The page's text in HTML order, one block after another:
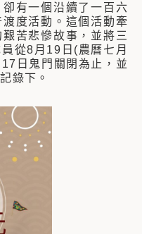
有一個沿續了一百六
度活動。這個活動牽
苦悲慘故事，並將三
從8月19日(農曆七月
日鬼門關閉為止，並
錄下。